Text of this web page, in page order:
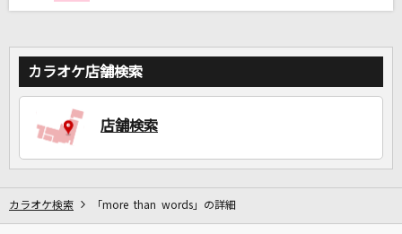
カラオケ店舗検索
店舗検索
カラオケ検索 「more than words」の詳細